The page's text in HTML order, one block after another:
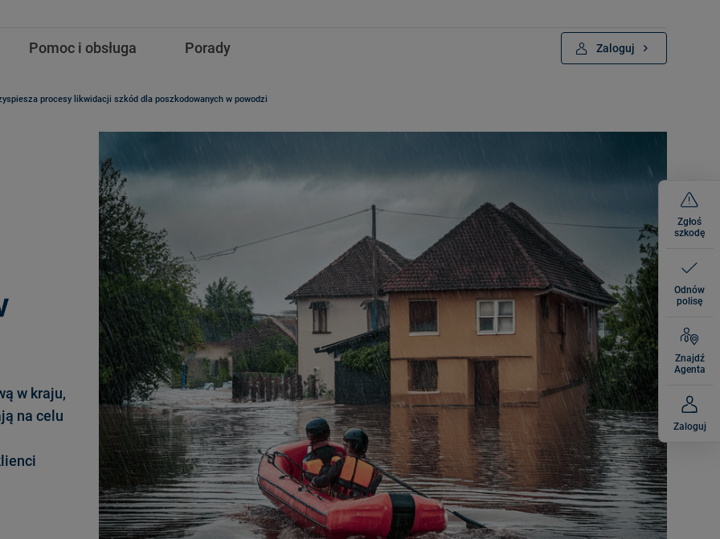
Pomoc i obsługa Porady Zaloguj
procesy likwidacji szkód dla poszkodowanych w powodzi
w kraju,
na celu
Zgłoś
szkodę
Odnów
polisę
Znajdź
Agenta
Zaloguj